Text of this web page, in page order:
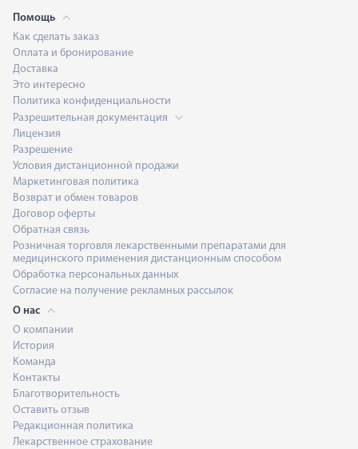
Помощь
Как сделать заказ
Оплата и бронирование
Доставка
Это интересно
Политика конфиденциальности
Разрешительная документация
Лицензия
Разрешение
Условия дистанционной продажи
Маркетинговая политика
Возврат и обмен товаров
Договор оферты
Обратная связь
Розничная торговля лекарственными препаратами для
медицинского применения дистанционным способом
Обработка персональных данных
Согласие на получение рекламных рассылок
О нас
О компании
История
Команда
Контакты
Благотворительность
Оставить отзыв
Редакционная политика
Лекарственное страхование